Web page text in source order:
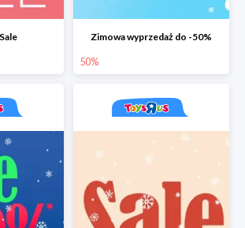
Zimowa wyprzedaż do -50%
50%